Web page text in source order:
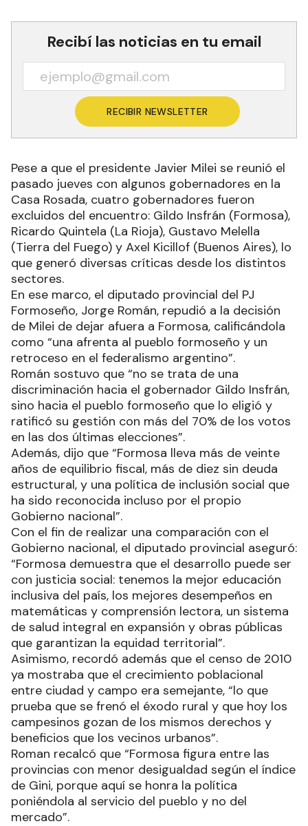
Recibí las noticias en tu email
RECIBIR NEWSLETTER
Pese a que el presidente Javier Milei se reunió el
pasado jueves con algunos gobernadores en la
Casa Rosada, cuatro gobernadores fueron
excluidos del encuentro: Gildo Insfrán (Formosa),
Ricardo Quintela (La Rioja), Gustavo Melella
(Tierra del Fuego) y Axel Kicillof (Buenos Aires), lo
que generó diversas críticas desde los distintos
sectores.
En ese marco, el diputado provincial del PJ
Formoseño, Jorge Román, repudió a la decisión
de Milei de dejar afuera a Formosa, calificándola
como “una afrenta al pueblo formoseño y un
retroceso en el federalismo argentino”.
Román sostuvo que “no se trata de una
discriminación hacia el gobernador Gildo Insfrán,
sino hacia el pueblo formoseño que lo eligió y
ratificó su gestión con más del 70% de los votos
en las dos últimas elecciones”.
Además, dijo que “Formosa lleva más de veinte
años de equilibrio fiscal, más de diez sin deuda
estructural, y una política de inclusión social que
ha sido reconocida incluso por el propio
Gobierno nacional”.
Con el fin de realizar una comparación con el
Gobierno nacional, el diputado provincial aseguró:
“Formosa demuestra que el desarrollo puede ser
con justicia social: tenemos la mejor educación
inclusiva del país, los mejores desempeños en
matemáticas y comprensión lectora, un sistema
de salud integral en expansión y obras públicas
que garantizan la equidad territorial”.
Asimismo, recordó además que el censo de 2010
ya mostraba que el crecimiento poblacional
entre ciudad y campo era semejante, “lo que
prueba que se frenó el éxodo rural y que hoy los
campesinos gozan de los mismos derechos y
beneficios que los vecinos urbanos”.
Roman recalcó que “Formosa figura entre las
provincias con menor desigualdad según el índice
de Gini, porque aquí se honra la política
poniéndola al servicio del pueblo y no del
mercado”.